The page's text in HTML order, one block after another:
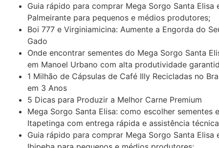
Guia rápido para comprar Mega Sorgo Santa Elisa
Palmeirante para pequenos e médios produtores;
Boi 777 e Virginiamicina: Aumente a Engorda do
Gado
Onde encontrar sementes do Mega Sorgo Santa
em Manoel Urbano com alta produtividade
1 Milhão de Cápsulas de Café Illy Recicladas no
em 3 Anos
5 Dicas para Produzir a Melhor Carne Premium
Mega Sorgo Santa Elisa: como escolher sementes
Itapetinga com entrega rápida e assistência
Guia rápido para comprar Mega Sorgo Santa Elisa